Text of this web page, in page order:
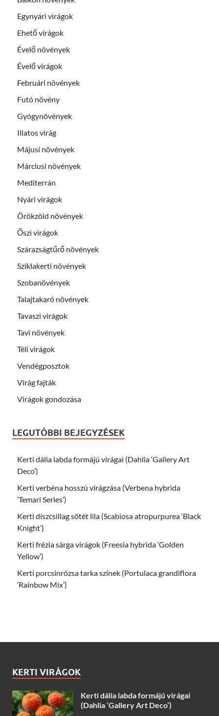
Egynyári virágok
Ehető virágok
Évelő növények
Évelő virágok
Februári növények
Futó növény
Gyógynövények
Illatos virág
Májusi növények
Márciusi növények
Mediterrán
Nyári virágok
Örökzöld növények
Őszi virágok
Szárazságtűrő növények
Sziklakerti növények
Szobanövények
Talajtakaró növények
Tavaszi virágok
Tavi növények
Téli virágok
Vendégposztok
Virág fajták
Virágok gondozása
LEGUTÓBBI BEJEGYZÉSEK
Kerti dália labda formájú virágai (Dahlia ‘Gallery Art
Deco’)
Kerti verbéna hosszú virágzása (Verbena hybrida
‘Temari Series’)
Kerti díszcsillag sötét lila (Scabiosa atropurpurea ‘Black
Knight’)
Kerti frézia sárga virágok (Freesia hybrida ‘Golden
Yellow’)
Kerti porcsinrózsa tarka színek (Portulaca grandiflora
‘Rainbow Mix’)
KERTI VIRÁGOK
Kerti dália labda formájú virágai
(Dahlia ‘Gallery Art Deco’)